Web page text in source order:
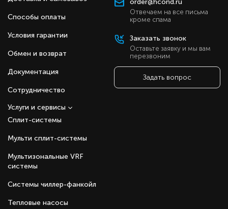
Способы оплаты
Условия гарантии
Обмен и возврат
Документация
Сотрудничество
Сплит-системы
Мульти сплит-системы
Мультизональные VRF
системы
Системы чиллер-фанкойл
Тепловые насосы
Услуги и сервисы
order@hcond.ru
Отвечаем на все письма
кроме спама
Заказать звонок
Оставьте заявку и мы вам
перезвоним
Задать вопрос